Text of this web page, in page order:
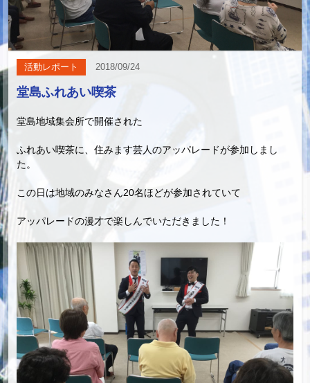
活動レポート 2018/09/24
堂島ふれあい喫茶
堂島地域集会所で開催された
ふれあい喫茶に、住みます芸人のアッパレードが参加しまし
た。
この日は地域のみなさん20名ほどが参加されていて
アッパレードの漫才で楽しんでいただきました！